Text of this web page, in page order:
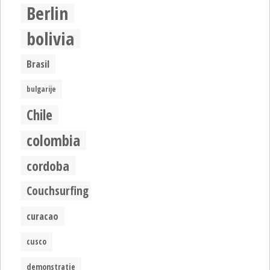
Berlin
bolivia
Brasil
bulgarije
Chile
colombia
cordoba
Couchsurfing
curacao
cusco
demonstratie